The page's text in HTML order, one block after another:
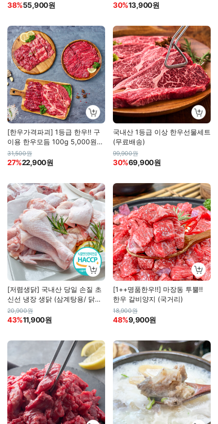
38%55,900원 30%13,900원
[한우가격파괴] 1등급 한우!! 구
이용 한우모듬 100g 5,000원
대!
31,500원
27%22,900원
국내산 1등급 이상 한우선물세트
(무료배송)
99,900원
30%69,900원
[저렴생닭] 국내산 당일 손질 초
신선 냉장 생닭 (삼계탕용/ 닭볶
음탕용)
20,900원
43%11,900원
[1++명품한우!!] 마장동 투뿔!!
한우 갈비양지 (국거리)
18,900원
48%9,900원